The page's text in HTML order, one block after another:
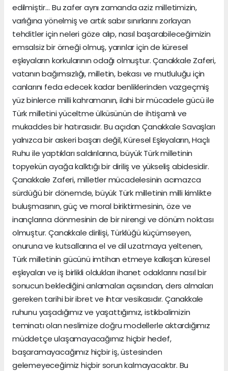
edilmiştir… Bu zafer aynı zamanda aziz milletimizin,
varlığına yönelmiş ve artık sabır sınırlarını zorlayan
tehditler için neleri göze alıp, nasıl başarabileceğimizin
emsalsiz bir örneği olmuş, yarınlar için de küresel
eşkıyaların korkularının odağı olmuştur. Çanakkale Zaferi,
vatanın bağımsızlığı, milletin, bekası ve mutluluğu için
canlarını feda edecek kadar benliklerinden vazgeçmiş
yüz binlerce milli kahramanın, ilahi bir mücadele gücü ile
Türk milletini yüceltme ülküsünün de ihtişamlı ve
mukaddes bir hatırasıdır. Bu açıdan Çanakkale Savaşları
yalnızca bir askeri başarı değil, Küresel Eşkıyaların, Haçlı
Ruhu ile yaptıkları saldırılarına, büyük Türk milletinin
topyekün ayağa kalktığı bir diriliş ve yükseliş abidesidir.
Çanakkale Zaferi, milletler mücadelesinin acımazca
sürdüğü bir dönemde, büyük Türk milletinin milli kimlikte
buluşmasının, güç ve moral biriktirmesinin, öze ve
inançlarına dönmesinin de bir nirengi ve dönüm noktası
olmuştur. Çanakkale dirilişi, Türklüğü küçümseyen,
onuruna ve kutsallarına el ve dil uzatmaya yeltenen,
Türk milletinin gücünü imtihan etmeye kalkışan küresel
eşkıyaları ve iş birlikli oldukları ihanet odaklarını nasıl bir
sonucun beklediğini anlamaları açısından, ders almaları
gereken tarihi bir ibret ve ihtar vesikasıdır. Çanakkale
ruhunu yaşadığımız ve yaşattığımız, istikbalimizin
teminatı olan neslimize doğru modellerle aktardığımız
müddetçe ulaşamayacağımız hiçbir hedef,
başaramayacağımız hiçbir iş, üstesinden
gelemeyeceğimiz hiçbir sorun kalmayacaktır. Bu